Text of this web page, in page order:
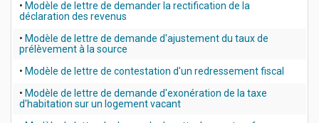
• Modèle de lettre de demander la rectification de la
déclaration des revenus
• Modèle de lettre de demande d'ajustement du taux de
prélèvement à la source
• Modèle de lettre de contestation d'un redressement fiscal
• Modèle de lettre de demande d'exonération de la taxe
d'habitation sur un logement vacant